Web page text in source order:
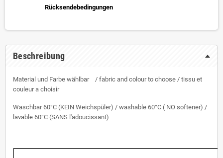
Rücksendebedingungen
Beschreibung
Material und Farbe wählbar / fabric and colour to choose / tissu et
couleur a choisir
Waschbar 60°C (KEIN Weichspüler) / washable 60°C ( NO softener) /
lavable 60°C (SANS l'adoucissant)